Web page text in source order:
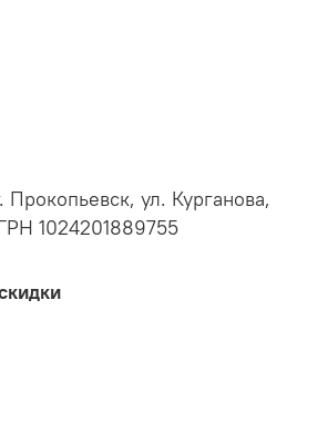
Прокопьевск, ул. Курганова,
1024201889755